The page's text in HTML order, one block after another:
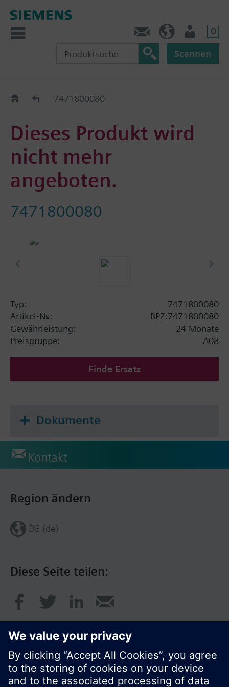
0
Scannen
Old2New7471800080
Dieses Produkt wird
nicht mehr
angeboten.
7471800080
Typ:
7471800080
Artikel-Nr.:
BPZ:7471800080
Gewährleistung:
24 Monate
Preisgruppe:
A08
Finde Ersatz
Dokumente
Kontakt
Diese Seite teilen:
Region ändern
DE (de)